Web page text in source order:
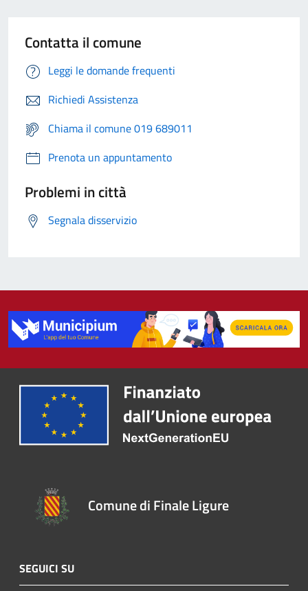
Contatta il comune
Leggi le domande frequenti
Richiedi Assistenza
Chiama il comune 019 689011
Prenota un appuntamento
Problemi in città
Segnala disservizio
Comune di Finale Ligure
SEGUICI SU